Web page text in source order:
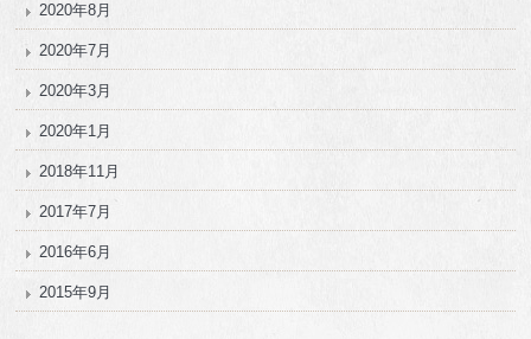
2020年8月
2020年7月
2020年3月
2020年1月
2018年11月
2017年7月
2016年6月
2015年9月